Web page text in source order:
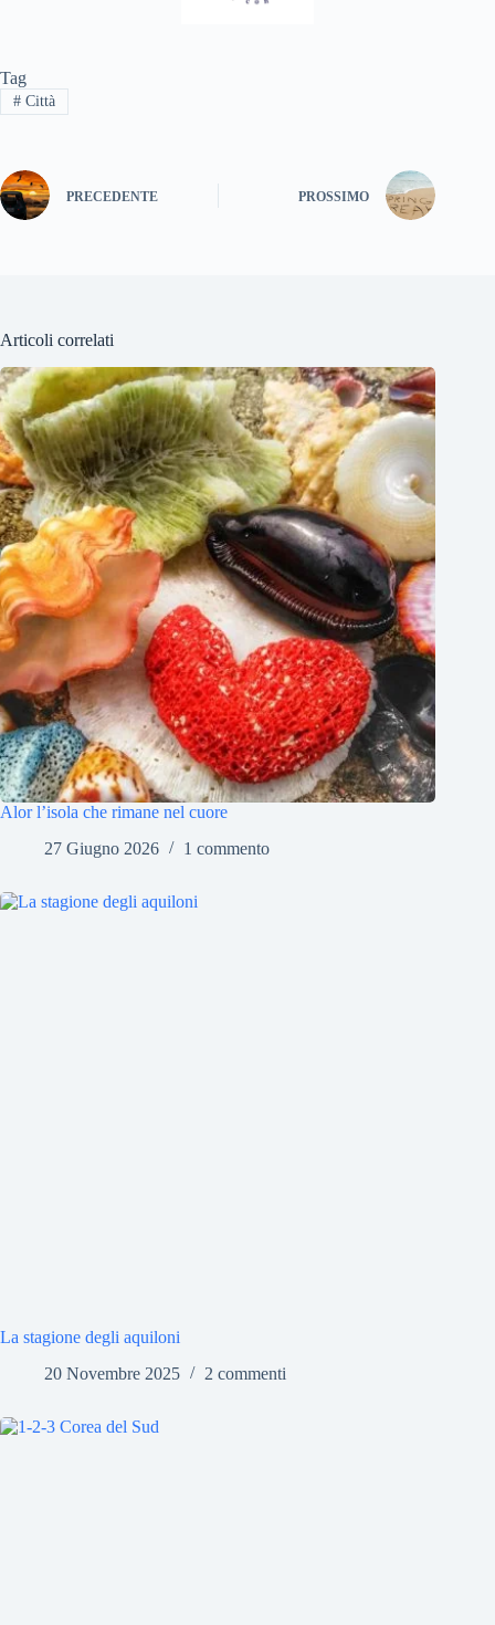
Tag
#Città
PRECEDENTE PROSSIMO
Articoli correlati
Alor l’isola che rimane nel cuore
27 Giugno 2026
1 commento
La stagione degli aquiloni
20 Novembre 2025
2 commenti